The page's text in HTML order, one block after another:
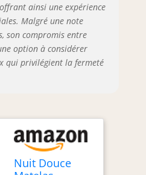
ainsi une expérience
Malgré une note
son compromis entre
option à considérer
qui privilégient la fermeté
Nuit Douce